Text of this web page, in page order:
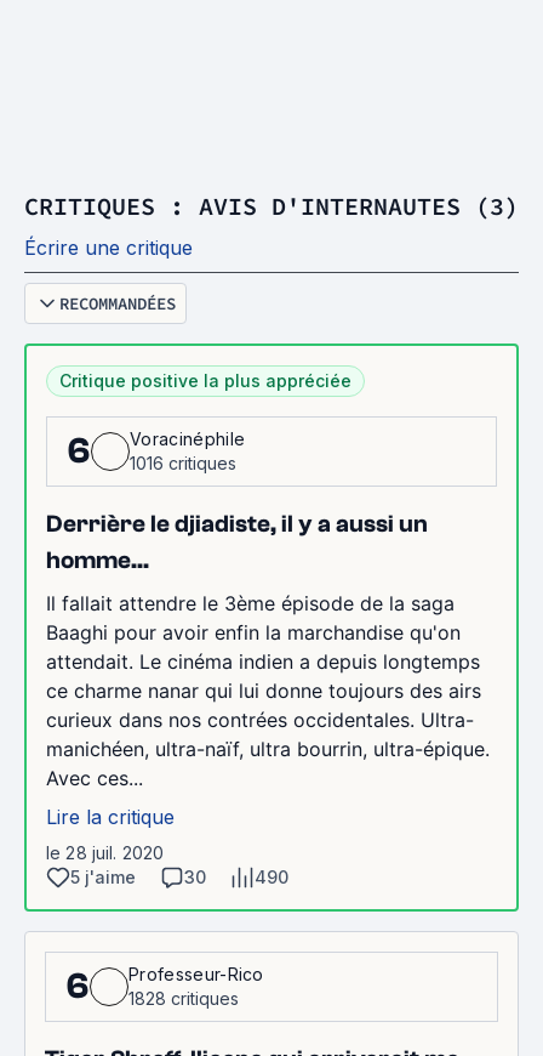
CRITIQUES : AVIS D'INTERNAUTES (3)
Écrire une critique
RECOMMANDÉES
Critique positive la plus appréciée
6
Voracinéphile
1016 critiques
Derrière le djiadiste, il y a aussi un
homme...
Il fallait attendre le 3ème épisode de la saga
Baaghi pour avoir enfin la marchandise qu'on
attendait. Le cinéma indien a depuis longtemps
ce charme nanar qui lui donne toujours des airs
curieux dans nos contrées occidentales. Ultra-
manichéen, ultra-naïf, ultra bourrin, ultra-épique.
Avec ces...
Lire la critique
le 28 juil. 2020
5 j'aime
30 490
6
Professeur-Rico
1828 critiques